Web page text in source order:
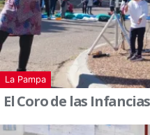
La Pampa
El Coro de las